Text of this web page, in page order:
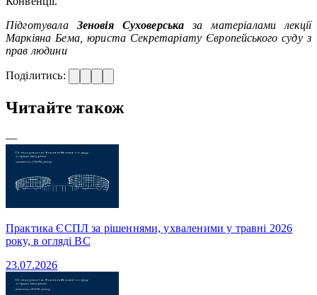
Підготувала Зеновія Суховерська за матеріалами лекції
Маркіяна Бема, юриста Секретаріату Європейського суду з
прав людини
Поділитись:
Читайте також
—
Практика ЄСПЛ за рішеннями, ухваленими у травні 2026
року, в огляді ВС
23.07.2026